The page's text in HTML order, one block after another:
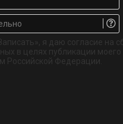
я даю согласие на
в целях публикации моего
Российской Федерации.